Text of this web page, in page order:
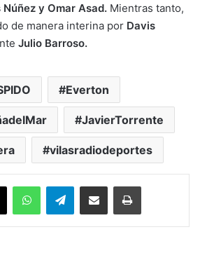
y Omar Asad. Mientras tanto,
de manera interina por Davis
Julio Barroso.
Everton
JavierTorrente
vilasradiodeportes
X WhatsAppTelegramEnviar vía email Imprimir